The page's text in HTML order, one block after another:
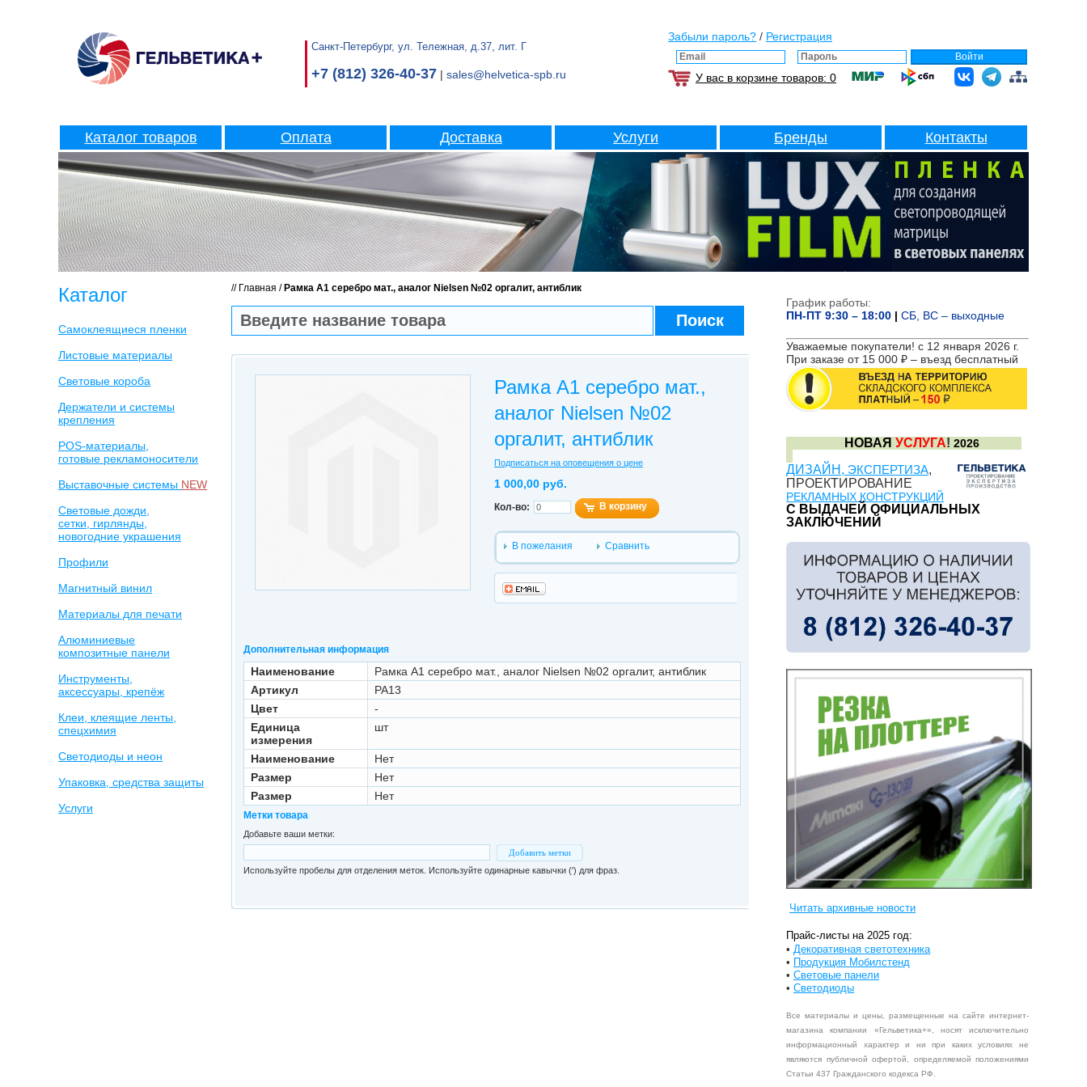
Санкт-Петербург, ул. Тележная, д.37, лит. Г
+7 (812) 326-40-37 | sales@helvetica-spb.ru
Забыли пароль? / Регистрация
Войти
У вас в корзине товаров: 0
Каталог товаров Оплата Доставка Услуги Бренды Контакты
// Главная / Рамка А1 серебро мат., аналог Nielsen №02 оргалит, антиблик
Рамка А1 серебро мат.,
аналог Nielsen №02
оргалит, антиблик
Подписаться на оповещения о цене
1 000,00 руб.
Кол-во: В корзину
В пожелания Сравнить
Дополнительная информация
Наименование
Рамка А1 серебро мат., аналог Nielsen №02 оргалит, антиблик
Артикул
РА13
Цвет
-
Единица
измерения
шт
Наименование
Нет
Размер
Нет
Размер
Нет
Метки товара
Добавьте ваши метки:
Добавить метки
Используйте пробелы для отделения меток. Используйте одинарные кавычки (') для фраз.
Каталог
Самоклеящиеся пленки
Листовые материалы
Световые короба
Держатели и системы
крепления
POS-материалы,
готовые рекламоносители
Выставочные системы NEW
Световые дожди,
сетки, гирлянды,
новогодние украшения
Профили
Магнитный винил
Материалы для печати
Алюминиевые
композитные панели
Инструменты,
аксессуары, крепёж
Клеи, клеящие ленты,
спецхимия
Светодиоды и неон
Упаковка, средства защиты
Услуги
График работы:
ПН-ПТ 9:30 – 18:00 | СБ, ВС – выходные
Уважаемые покупатели! с 12 января 2026 г.
При заказе от 15 000 ₽ – въезд бесплатный
НОВАЯ УСЛУГА! 2026
ДИЗАЙН, ЭКСПЕРТИЗА,
ПРОЕКТИРОВАНИЕ
РЕКЛАМНЫХ КОНСТРУКЦИЙ
С ВЫДАЧЕЙ ОФИЦИАЛЬНЫХ
ЗАКЛЮЧЕНИЙ
Читать архивные новости
Прайс-листы на 2025 год:
• Декоративная светотехника
• Продукция Мобилстенд
• Световые панели
• Светодиоды
Все материалы и цены, размещенные на сайте интернет-
магазина компании «Гельветика+», носят исключительно
информационный характер и ни при каких условиях не
являются публичной офертой, определяемой положениями
Статьи 437 Гражданского кодекса РФ.